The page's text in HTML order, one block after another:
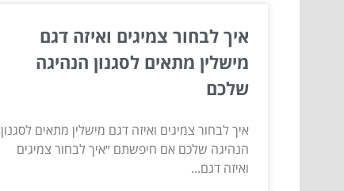
איך לבחור צמיגים ואיזה דגם
מישלין מתאים לסגנון הנהיגה
שלכם
איך לבחור צמיגים ואיזה דגם מישלין מתאים לסגנון
הנהיגה שלכם אם חיפשתם ״איך לבחור צמיגים
ואיזה דגם...